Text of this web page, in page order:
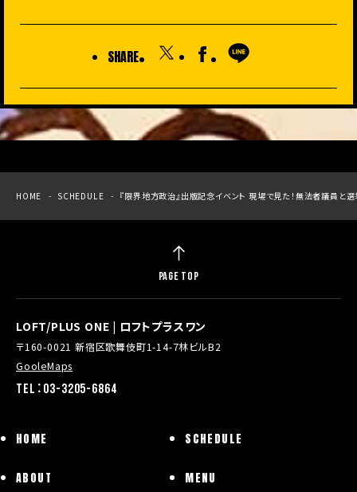
SHARE
HOME SCHEDULE 『限界地方政治』出版記念イベント 現場で見た！無法者議員と
LOFT/PLUS ONE | ロフトプラスワン
〒160-0021 新宿区歌舞伎町1-14-7林ビルB2
GooleMaps
TEL：03-3205-6864
HOME SCHEDULE
ABOUT MENU
PAGE TOP